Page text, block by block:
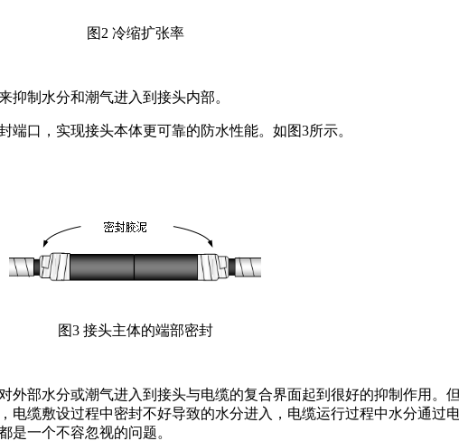
图2 冷缩扩张率
制水分和潮气进入到接头内部。
口，实现接头本体更可靠的防水性能。如图3所示。
图3 接头主体的端部密封
部水分或潮气进入到接头与电缆的复合界面起到很好的抑制作用。
缆敷设过程中密封不好导致的水分进入，电缆运行过程中水分通过
是一个不容忽视的问题。